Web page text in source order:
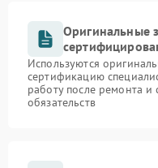
Оригинальные
Используются
сертификацию
работу после ремонта
обязательств